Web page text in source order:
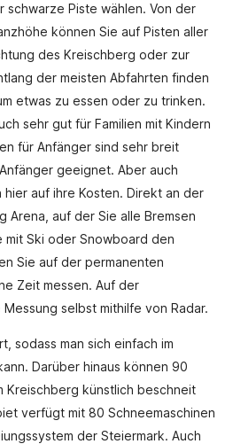
schwarze Piste wählen. Von der
können Sie auf Pisten aller
des Kreischberg oder zur
der meisten Abfahrten finden
etwas zu essen oder zu trinken.
sehr gut für Familien mit Kindern
für Anfänger sind sehr breit
geeignet. Aber auch
auf ihre Kosten. Direkt an der
Arena, auf der Sie alle Bremsen
mit Ski oder Snowboard den
Sie auf der permanenten
Zeit messen. Auf der
selbst mithilfe von Radar.
sodass man sich einfach im
Darüber hinaus können 90
Kreischberg künstlich beschneit
verfügt mit 80 Schneemaschinen
der Steiermark. Auch